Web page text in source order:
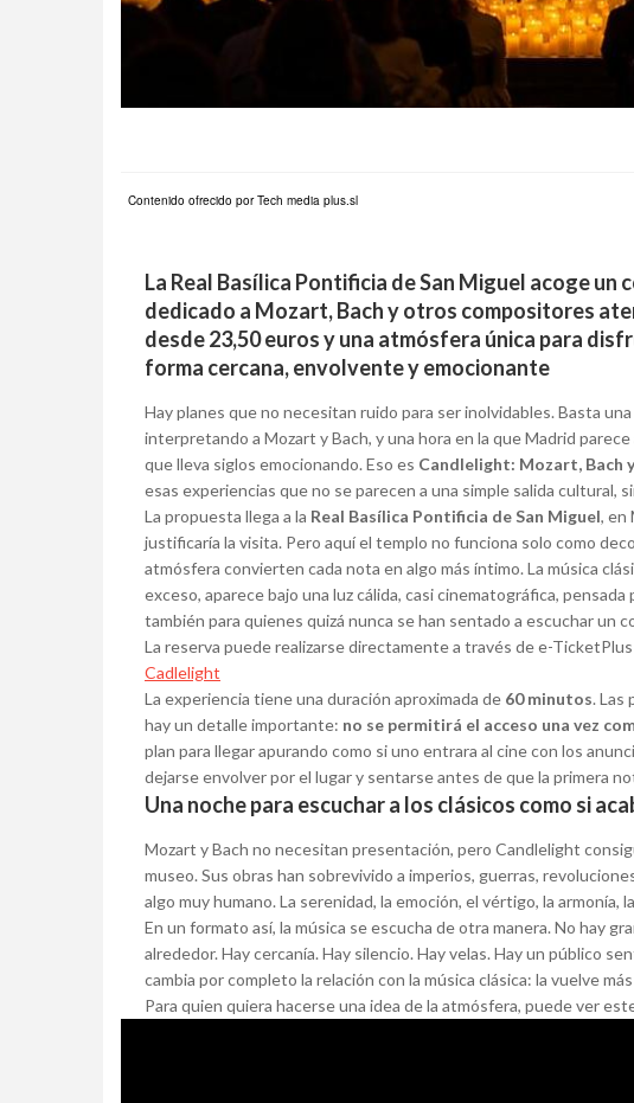
Contenido ofrecido por Tech media plus.sl
La Real Basílica Pontificia de San Miguel acoge
dedicado a Mozart, Bach y otros compositores
desde 23,50 euros y una atmósfera única para
forma cercana, envolvente y emocionante
Hay planes que no necesitan ruido para ser inolvidables. Basta
interpretando a Mozart y Bach, y una hora en la que Madrid
que lleva siglos emocionando. Eso es Candlelight: Mozart, Bach
esas experiencias que no se parecen a una simple salida cultural,
La propuesta llega a la Real Basílica Pontificia de San Miguel, en
justificaría la visita. Pero aquí el templo no funciona solo como
atmósfera convierten cada nota en algo más íntimo. La música
exceso, aparece bajo una luz cálida, casi cinematográfica,
también para quienes quizá nunca se han sentado a escuchar un
La reserva puede realizarse directamente a través de e-
Cadlelight
La experiencia tiene una duración aproximada de 60 minutos. Las
hay un detalle importante: no se permitirá el acceso una vez
plan para llegar apurando como si uno entrara al cine con los
dejarse envolver por el lugar y sentarse antes de que la primera
Una noche para escuchar a los clásicos como si
Mozart y Bach no necesitan presentación, pero Candlelight
museo. Sus obras han sobrevivido a imperios, guerras,
algo muy humano. La serenidad, la emoción, el vértigo, la armonía,
En un formato así, la música se escucha de otra manera. No hay
alrededor. Hay cercanía. Hay silencio. Hay velas. Hay un público
cambia por completo la relación con la música clásica: la vuelve
Para quien quiera hacerse una idea de la atmósfera, puede ver